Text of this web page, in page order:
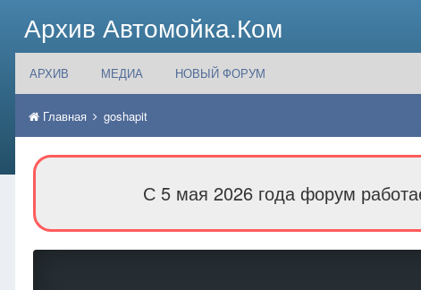
Архив Автомойка.Ком
АРХИВ МЕДИА НОВЫЙ ФОРУМ
Главная goshapit
С 5 мая 2026 года форум